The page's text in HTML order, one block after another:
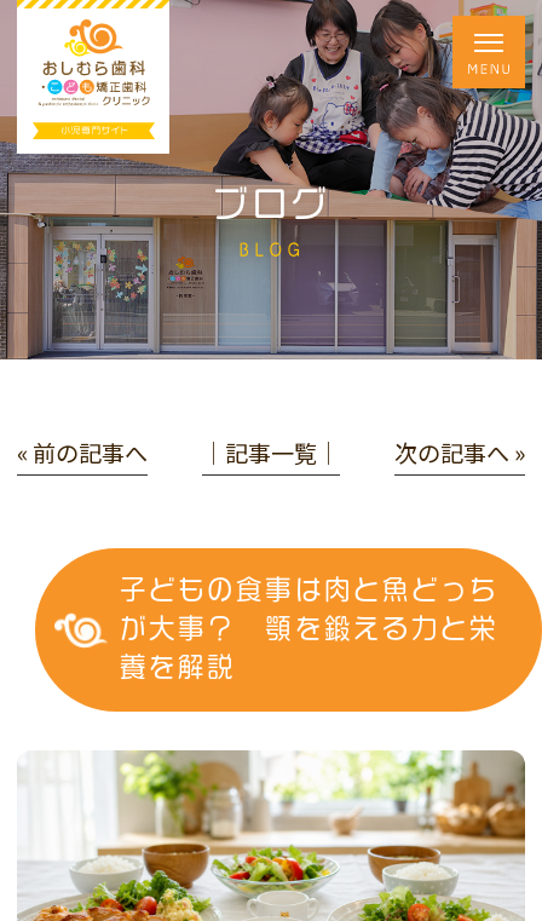
ブログ
BLOG
« 前の記事へ │記事一覧│ 次の記事へ »
子どもの食事は肉と魚どっち
が大事？ 顎を鍛える力と栄
養を解説